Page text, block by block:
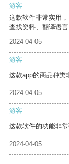
游客
这款软件非常实用
查找资料、翻译语言
2024-04-05
游客
这款app的商品种类
2024-04-05
游客
这款软件的功能非
2024-04-05